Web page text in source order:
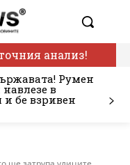
анализ!
Румен
в
бе взривен